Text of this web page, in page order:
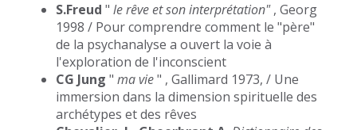
S.Freud " le rêve et son interprétation", Georg
1998 / Pour comprendre comment le "père"
de la psychanalyse a ouvert la voie à
l'exploration de l'inconscient
CG Jung " ma vie" , Gallimard 1973, / Une
immersion dans la dimension spirituelle des
archétypes et des rêves